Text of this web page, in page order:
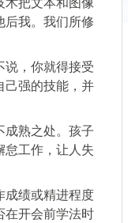
后我。我们所修
说，你就得接受
己强的技能，并
成熟之处。孩子
怠工作，让人失
成绩或精进程度
在开会前学法时